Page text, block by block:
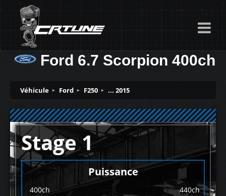
Ford 6.7 Scorpion 400ch
Véhicule Ford F250 ... 2015
Stage 1
Puissance
400ch 440ch